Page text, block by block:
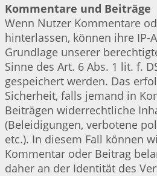
Kommentare und Beiträge
Wenn Nutzer Kommentare
hinterlassen, können ihre IP-
Grundlage unserer
Sinne des Art. 6 Abs. 1 lit. f.
gespeichert werden. Das
Sicherheit, falls jemand in
Beiträgen widerrechtliche
(Beleidigungen, verbotene
etc.). In diesem Fall können
Kommentar oder Beitrag
daher an der Identität des